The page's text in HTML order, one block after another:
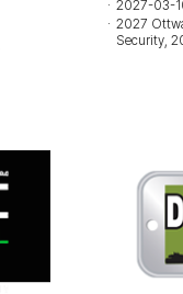
2027-03-
2027
Security,